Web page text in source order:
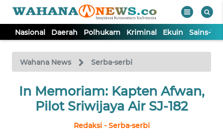
Nasional Daerah Polhukam Kriminal Ekuin Sains-
Wahana News Serba-serbi
In Memoriam: Kapten Afwan,
Pilot Sriwijaya Air SJ-182
Redaksi - Serba-serbi
TV
Tutup
NASIONAL